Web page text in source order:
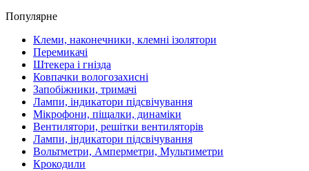
Популярне
Клеми, наконечники, клемні ізолятори
Перемикачі
Штекера і гнізда
Ковпачки вологозахисні
Запобіжники, тримачі
Лампи, індикатори підсвічування
Мікрофони, піщалки, динаміки
Вентилятори, решітки вентиляторів
Лампи, індикатори підсвічування
Вольтметри, Амперметри, Мультиметри
Крокодили